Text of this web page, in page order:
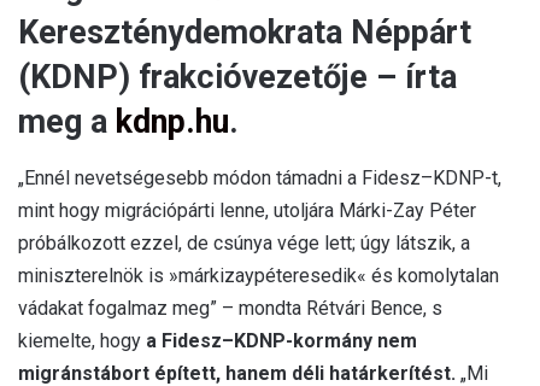
Kereszténydemokrata Néppárt
(KDNP) frakcióvezetője – írta
meg a kdnp.hu.
„Ennél nevetségesebb módon támadni a Fidesz–KDNP-t,
mint hogy migrációpárti lenne, utoljára Márki-Zay Péter
próbálkozott ezzel, de csúnya vége lett; úgy látszik, a
miniszterelnök is »márkizaypéteresedik« és komolytalan
vádakat fogalmaz meg” – mondta Rétvári Bence, s
kiemelte, hogy a Fidesz–KDNP-kormány nem
migránstábort épített, hanem déli határkerítést. „Mi